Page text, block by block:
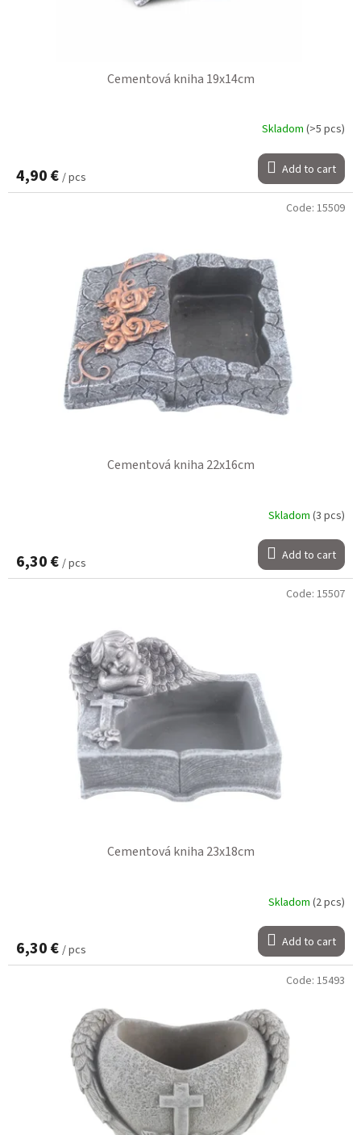
Cementová kniha 19x14cm
Skladom (>5 pcs)
4,90 € / pcs Add to cart
Cementová kniha 22x16cm
Skladom (3 pcs)
6,30 € / pcs Add to cart
Code: 15509
Cementová kniha 23x18cm
Skladom (2 pcs)
6,30 € / pcs Add to cart
Code: 15507
Code: 15493